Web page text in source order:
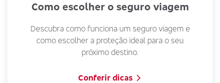
Como escolher o seguro viagem
Descubra como funciona um seguro viagem e
como escolher a proteção ideal para o seu
próximo destino.
Conferir dicas